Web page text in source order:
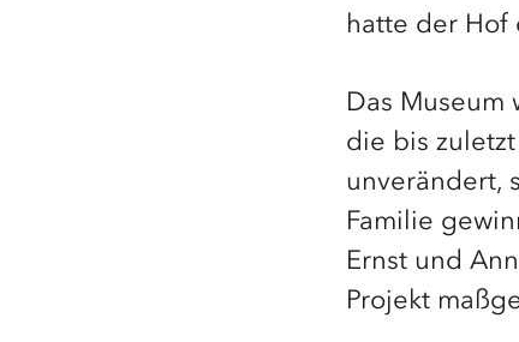
hatte der Hof
Das
die bis
unverändert,
Familie
Ernst und
Projekt